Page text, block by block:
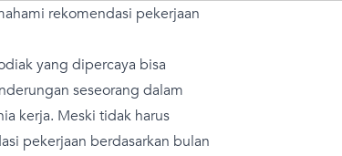
rekomendasi pekerjaan
yang dipercaya bisa
seseorang dalam
kerja. Meski tidak harus
pekerjaan berdasarkan bulan